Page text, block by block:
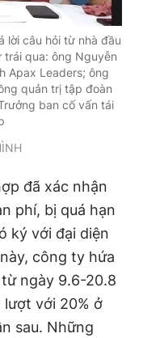
lời câu hỏi từ nhà đầu
qua: ông Nguyễn
Apax Leaders; ông
quản trị tập đoàn
ban cố vấn tái
đã xác nhận
phí, bị quá hạn
ký với đại diện
công ty hứa
ngày 9.6-20.8
lượt với 20% ở
sau. Những